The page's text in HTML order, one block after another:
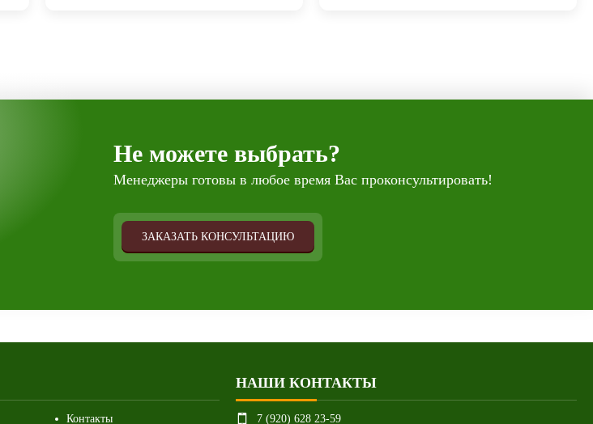
Не можете выбрать?
Менеджеры готовы в любое время Вас проконсультировать!
ЗАКАЗАТЬ КОНСУЛЬТАЦИЮ
Контакты
НАШИ КОНТАКТЫ
7 (920) 628 23-59